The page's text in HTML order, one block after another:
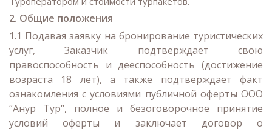
2. Общие положения
1.1 Подавая заявку на бронирование туристических
услуг, Заказчик подтверждает свою
правоспособность и дееспособность (достижение
возраста 18 лет), а также подтверждает факт
ознакомления с условиями публичной оферты ООО
“Анур Тур“, полное и безоговорочное принятие
условий оферты и заключает договор о